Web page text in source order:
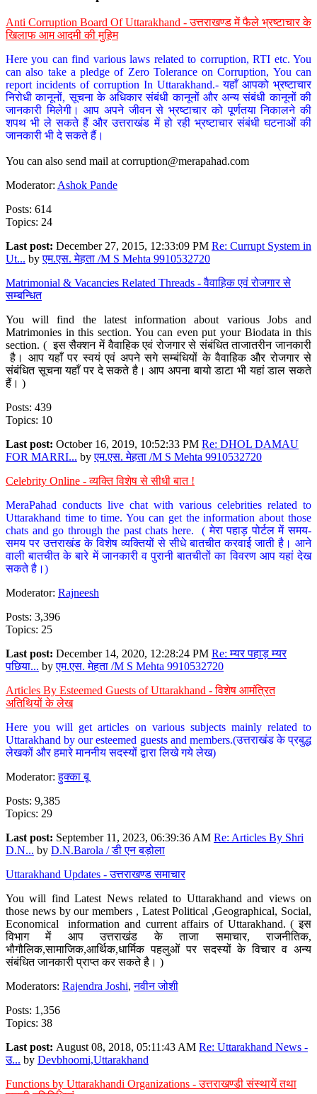
Anti Corruption Board Of Uttarakhand - उत्तराखण्ड में फैले भ्रष्टाचार के
खिलाफ आम आदमी की मुहिम
Here you can find various laws related to corruption, RTI etc. You
can also take a pledge of Zero Tolerance on Corruption, You can
report incidents of corruption In Uttarakhand.- यहाँ आपको भ्रष्टाचार
निरोधी कानूनों, सूचना के अधिकार संबंधी कानूनों और अन्य संबंधी कानूनों की
जानकारी मिलेगी। आप अपने जीवन से भ्रष्टाचार को पूर्णतया निकालने की
शपथ भी ले सकते हैं और उत्तराखंड में हो रही भ्रष्टाचार संबंधी घटनाओं की
जानकारी भी दे सकते हैं।
You can also send mail at corruption@merapahad.com
Moderator: Ashok Pande
Posts: 614
Topics: 24
Last post: December 27, 2015, 12:33:09 PM Re: Currupt System in
Ut... byएम.एस. मेहता /M S Mehta 9910532720
Matrimonial & Vacancies Related Threads - वैवाहिक एवं रोजगार से
सम्बन्धित
You will find the latest information about various Jobs and
Matrimonies in this section. You can even put your Biodata in this
section. ( इस सैक्शन में वैवाहिक एवं रोजगार से संबंधित ताजातरीन जानकारी
है। आप यहाँ पर स्वयं एवं अपने सगे सम्बंधियों के वैवाहिक और रोजगार से
संबंधित सूचना यहाँ पर दे सकते है। आप अपना बायो डाटा भी यहां डाल सकते
हैं। )
Posts: 439
Topics: 10
Last post: October 16, 2019, 10:52:33 PM Re: DHOL DAMAU
FOR MARRI... byएम.एस. मेहता /M S Mehta 9910532720
Celebrity Online - व्यक्ति विशेष से सीधी बात !
MeraPahad conducts live chat with various celebrities related to
Uttarakhand time to time. You can get the information about those
chats and go through the past chats here. ( मेरा पहाड़ पोर्टल में समय-
समय पर उत्तराखंड के विशेष व्यक्तियों से सीधे बातचीत करवाई जाती है। आने
वाली बातचीत के बारे में जानकारी व पुरानी बातचीतों का विवरण आप यहां देख
सकते है।)
Moderator: Rajneesh
Posts: 3,396
Topics: 25
Last post: December 14, 2020, 12:28:24 PM Re: म्यर पहाड़ म्यर
पछिया... byएम.एस. मेहता /M S Mehta 9910532720
Articles By Esteemed Guests of Uttarakhand - विशेष आमंत्रित
अतिथियों के लेख
Here you will get articles on various subjects mainly related to
Uttarakhand by our esteemed guests and members.(उत्तराखंड के प्रबुद्ध
लेखकों और हमारे माननीय सदस्यों द्वारा लिखे गये लेख)
Moderator:हुक्का बू
Posts: 9,385
Topics: 29
Last post: September 11, 2023, 06:39:36 AM Re: Articles By Shri
D.N... by D.N.Barola / डी एन बड़ोला
Uttarakhand Updates - उत्तराखण्ड समाचार
You will find Latest News related to Uttarakhand and views on
those news by our members , Latest Political ,Geographical, Social,
Economical information and current affairs of Uttarakhand. ( इस
विभाग में आप उत्तराखंड के ताजा समाचार, राजनीतिक,
भौगौलिक,सामाजिक,आर्थिक,धार्मिक पहलुओं पर सदस्यों के विचार व अन्य
संबंधित जानकारी प्राप्त कर सकते है। )
Moderators: Rajendra Joshi,नवीन जोशी
Posts: 1,356
Topics: 38
Last post: August 08, 2018, 05:11:43 AM Re: Uttarakhand News -
उ... by Devbhoomi,Uttarakhand
Functions by Uttarakhandi Organizations - उत्तराखण्डी संस्थायें तथा